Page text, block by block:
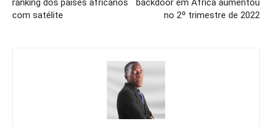
ranking dos países africanos
com satélite
backdoor em África aumentou
no 2º trimestre de 2022